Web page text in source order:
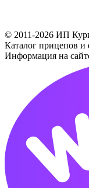
© 2011-2026 ИП
Каталог прицепов и
Информация на